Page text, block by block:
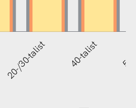
20-/30-talist 40-talist